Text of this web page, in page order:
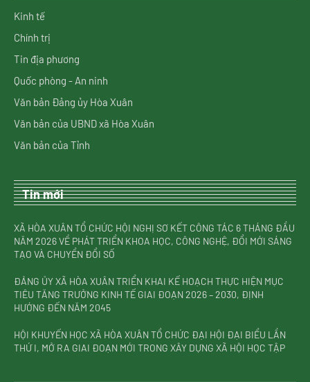
Kinh tế
Chính trị
Tin địa phương
Quốc phòng - An ninh
Văn bản Đảng ủy Hòa Xuân
Văn bản của UBND xã Hòa Xuân
Văn bản của Tỉnh
Tin mới
XÃ HÒA XUÂN TỔ CHỨC HỘI NGHỊ SƠ KẾT CÔNG TÁC 6 THÁNG ĐẦU
NĂM 2026 VỀ PHÁT TRIỂN KHOA HỌC, CÔNG NGHỆ, ĐỔI MỚI SÁNG
TẠO VÀ CHUYỂN ĐỔI SỐ
ĐẢNG ỦY XÃ HÒA XUÂN TRIỂN KHAI KẾ HOẠCH THỰC HIỆN MỤC
TIÊU TĂNG TRƯỞNG KINH TẾ GIAI ĐOẠN 2026 – 2030, ĐỊNH
HƯỚNG ĐẾN NĂM 2045
HỘI KHUYẾN HỌC XÃ HÒA XUÂN TỔ CHỨC ĐẠI HỘI ĐẠI BIỂU LẦN
THỨ I, MỞ RA GIAI ĐOẠN MỚI TRONG XÂY DỰNG XÃ HỘI HỌC TẬP